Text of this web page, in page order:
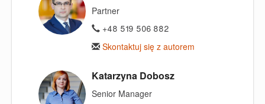
Partner
+48 519 506 882
Skontaktuj się z autorem
Katarzyna Dobosz
Senior Manager